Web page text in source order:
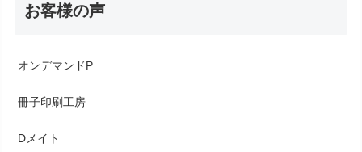
お客様の声
オンデマンドP
冊子印刷工房
Dメイト